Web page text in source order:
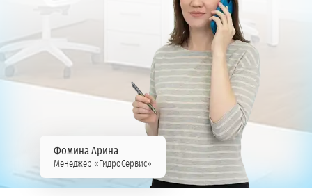
Фомина Арина
Менеджер «ГидроСервис»